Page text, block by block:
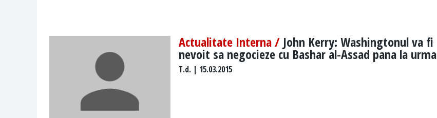
Actualitate Interna / John Kerry: Washingtonul va fi
nevoit sa negocieze cu Bashar al-Assad pana la urma
T.d. | 15.03.2015